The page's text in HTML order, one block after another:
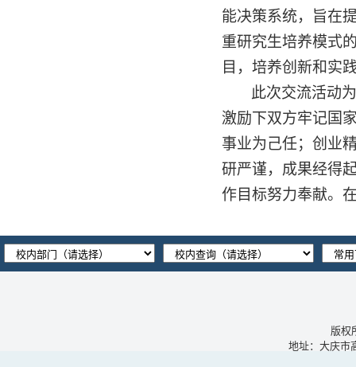
能决策系统，旨在
重研究生培养模式
目，培养创新和实
此次交流活动
激励下双方牢记国
事业为己任；创业
研严谨，成果经得
作目标努力奉献。
版权
地址：大庆市